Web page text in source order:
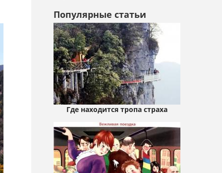
Популярные статьи
Где находится тропа страха